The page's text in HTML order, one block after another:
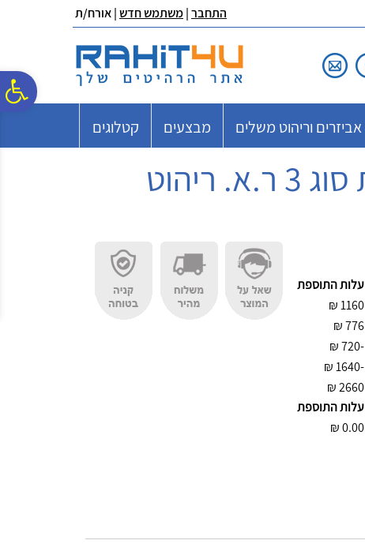
נגישות
אתר
המרכזי
התחבר|משתמש חדש| אורח/ת
אביזרים וריהוט משלים מבצעים קטלוגים
עלות התוספת
1160
₪
776
₪
-720
₪
-1640
₪
2660
₪
עלות התוספת
0.00
₪